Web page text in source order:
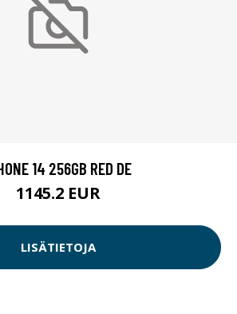
14 256GB RED DE
1145.2 EUR
LISÄTIETOJA